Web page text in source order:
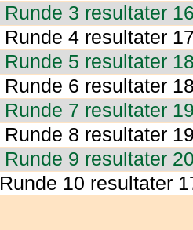
Runde 3 resultater
Runde 4 resultater
Runde 5 resultater
Runde 6 resultater
Runde 7 resultater
Runde 8 resultater
Runde 9 resultater
Runde 10 resultater